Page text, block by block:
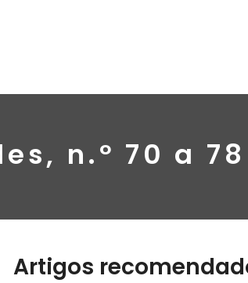
n.º 70 a 78
Artigos